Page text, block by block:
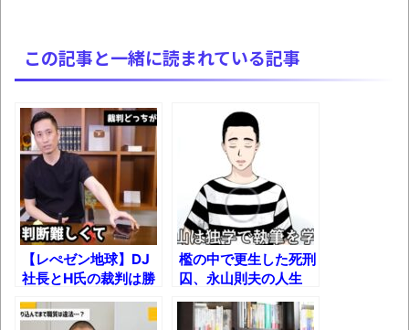
8月26日にリメイク完結編「FF7リベレーシ
ョン」の新映像が公開！欧州gamescom 2026
にて
凡庸な悪
お前らの身体の悩み教えてくれ
「アメリカのヤンキーがアジア人にケンカ
を売った結果ｗｗｗ」 ほか
【読書感想】山野辺太郎『いつか深い穴に
この記事と一緒に読まれている記事
【レぺゼン地球】DJ
社長とH氏の裁判は勝
つのはどっち!? 弁護
士が徹底解説！
檻の中で更生した死刑
囚、永山則夫の人生